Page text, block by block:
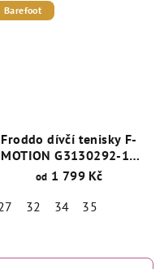
Barefoot
Froddo dívčí tenisky F-
MOTION G3130292-10
Kytičky
od 1 799 Kč
32 34 35